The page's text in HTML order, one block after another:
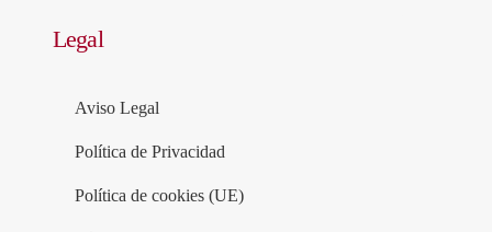
Legal
Aviso Legal
Política de Privacidad
Política de cookies (UE)